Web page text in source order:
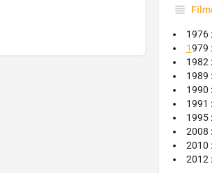
1976 :
1979 :
1982 :
1989 :
1990 :
1991 :
1995 :
2008 :
2010 :
2012 :